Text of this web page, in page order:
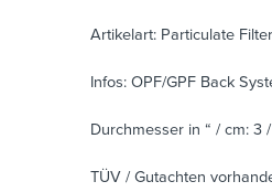
Artikelart: Particulate
Infos: OPF/GPF Back
Durchmesser in “ / cm: 3
TÜV / Gutachten